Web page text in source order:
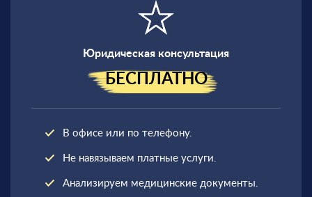
Юридическая консультация
БЕСПЛАТНО
В офисе или по телефону.
Не навязываем платные услуги.
Анализируем медицинские документы.